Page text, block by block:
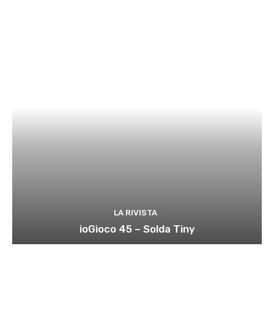
LA RIVISTA
ioGioco 45 – Solda Tiny